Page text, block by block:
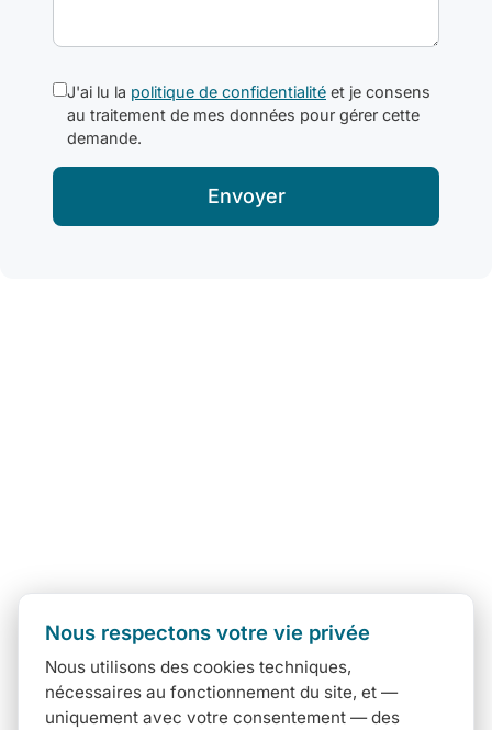
J'ai lu la politique de confidentialité et je consens
au traitement de mes données pour gérer cette
demande.
Envoyer
Nous respectons votre vie privée
Nous utilisons des cookies techniques,
nécessaires au fonctionnement du site, et —
uniquement avec votre consentement — des